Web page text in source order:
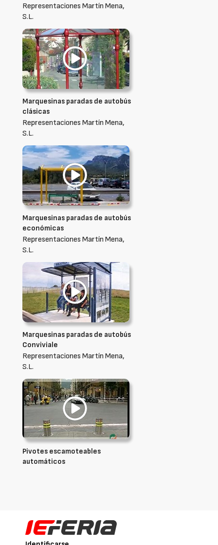
Representaciones Martín Mena,
S.L.
Marquesinas paradas de autobús
clásicas
Representaciones Martín Mena,
S.L.
Marquesinas paradas de autobús
económicas
Representaciones Martín Mena,
S.L.
Marquesinas paradas de autobús
Conviviale
Representaciones Martín Mena,
S.L.
Pivotes escamoteables
automáticos